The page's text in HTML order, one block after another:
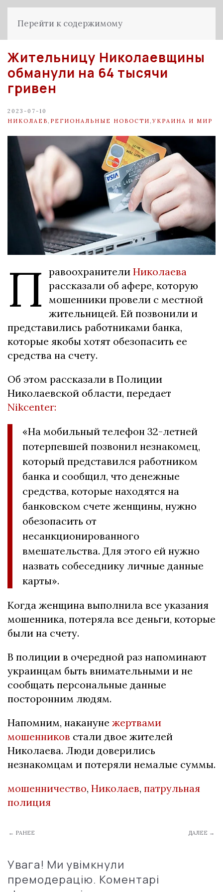
Перейти к содержимому
Жительницу Николаевщины
обманули на 64 тысячи
гривен
2023-07-10
НИКОЛАЕВ РЕГИОНАЛЬНЫЕ НОВОСТИ УКРАИНА И МИР
П равоохранители Николаева
рассказали об афере, которую
мошенники провели с местной
жительницей. Ей позвонили и
представились работниками банка,
которые якобы хотят обезопасить ее
средства на счету.
Об этом рассказали в Полиции
Николаевской области, передает
Nikcenter:
«На мобильный телефон 32-летней
потерпевшей позвонил незнакомец,
который представился работником
банка и сообщил, что денежные
средства, которые находятся на
банковском счете женщины, нужно
обезопасить от
несанкционированного
вмешательства. Для этого ей нужно
назвать собеседнику личные данные
карты».
Когда женщина выполнила все указания
мошенника, потеряла все деньги, которые
были на счету.
В полиции в очередной раз напоминают
украинцам быть внимательными и не
сообщать персональные данные
посторонним людям.
Напомним, накануне жертвами
мошенников стали двое жителей
Николаева. Люди доверились
незнакомцам и потеряли немалые суммы.
мошенничество, Николаев, патрульная
полиция
← РАНЕЕ ДАЛЕЕ →
Увага! Ми увімкнули
премодерацію. Коментарі